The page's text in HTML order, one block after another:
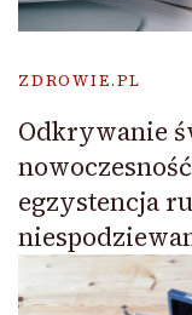
ZDROWIE.PL
Odkrywanie
egzystencja